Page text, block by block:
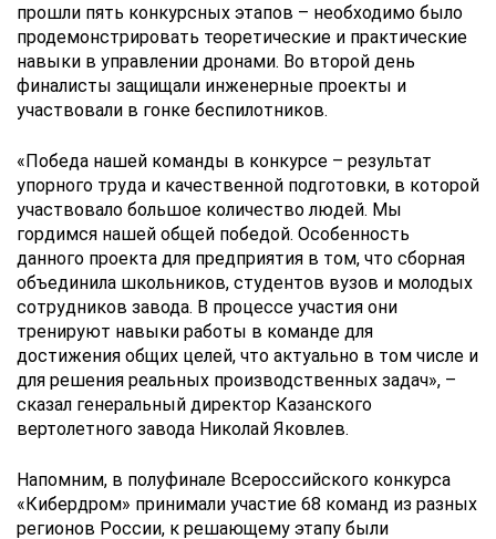
прошли пять конкурсных этапов – необходимо было
продемонстрировать теоретические и практические
навыки в управлении дронами. Во второй день
финалисты защищали инженерные проекты и
участвовали в гонке беспилотников.
«Победа нашей команды в конкурсе – результат
упорного труда и качественной подготовки, в которой
участвовало большое количество людей. Мы
гордимся нашей общей победой. Особенность
данного проекта для предприятия в том, что сборная
объединила школьников, студентов вузов и молодых
сотрудников завода. В процессе участия они
тренируют навыки работы в команде для
достижения общих целей, что актуально в том числе и
для решения реальных производственных задач», –
сказал генеральный директор Казанского
вертолетного завода Николай Яковлев.
Напомним, в полуфинале Всероссийского конкурса
«Кибердром» принимали участие 68 команд из разных
регионов России, к решающему этапу были